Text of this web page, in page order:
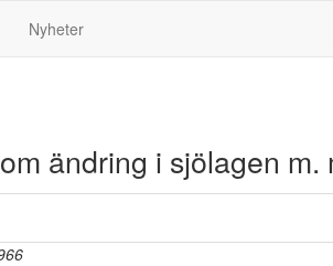
Nyheter
ändring i sjölagen m.